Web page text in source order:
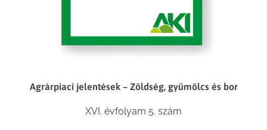
Agrárpiaci jelentések – Zöldség, gyümölcs és bor
XVI. évfolyam 5. szám